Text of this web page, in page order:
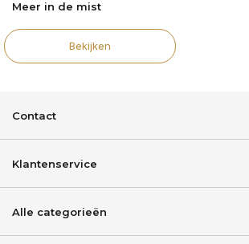
Meer in de mist
Bekijken
Contact
Klantenservice
Alle categorieën